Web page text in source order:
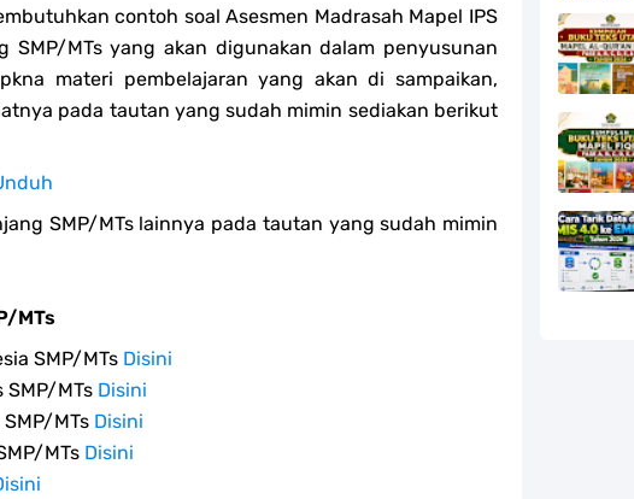
contoh soal Asesmen Madrasah Mapel IPS
SMP/MTs yang akan digunakan dalam penyusunan
materi pembelajaran yang akan di sampaikan,
pada tautan yang sudah mimin sediakan berikut
SMP/MTs lainnya pada tautan yang sudah mimin
MTs
SMP/MTs Disini
SMP/MTs Disini
MTs Disini
MTs Disini